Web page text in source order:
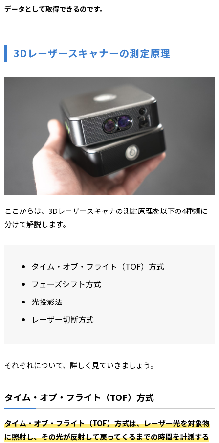
データとして取得できるのです。
3Dレーザースキャナーの測定原理
ここからは、3Dレーザースキャナの測定原理を以下の4種類に
分けて解説します。
タイム・オブ・フライト（TOF）方式
フェーズシフト方式
光投影法
レーザー切断方式
それぞれについて、詳しく見ていきましょう。
タイム・オブ・フライト（TOF）方式
タイム・オブ・フライト（TOF）方式は、レーザー光を対象物
に照射し、その光が反射して戻ってくるまでの時間を計測する